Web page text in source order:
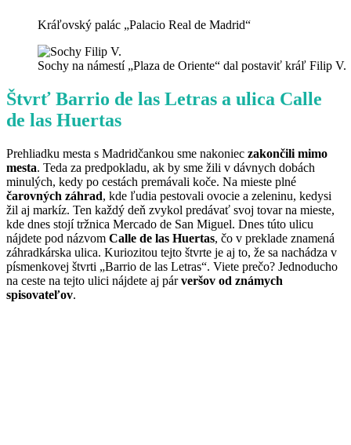
Kráľovský palác „Palacio Real de Madrid“
Sochy na námestí „Plaza de Oriente“ dal postaviť kráľ Filip V.
Štvrť Barrio de las Letras a ulica Calle
de las Huertas
Prehliadku mesta s Madridčankou sme nakoniec zakončili mimo
mesta. Teda za predpokladu, ak by sme žili v dávnych dobách
minulých, kedy po cestách premávali koče. Na mieste plné
čarovných záhrad, kde ľudia pestovali ovocie a zeleninu, kedysi
žil aj markíz. Ten každý deň zvykol predávať svoj tovar na mieste,
kde dnes stojí tržnica Mercado de San Miguel. Dnes túto ulicu
nájdete pod názvom Calle de las Huertas, čo v preklade znamená
záhradkárska ulica. Kuriozitou tejto štvrte je aj to, že sa nachádza v
písmenkovej štvrti „Barrio de las Letras“. Viete prečo? Jednoducho
na ceste na tejto ulici nájdete aj párveršov od známych
spisovateľov.